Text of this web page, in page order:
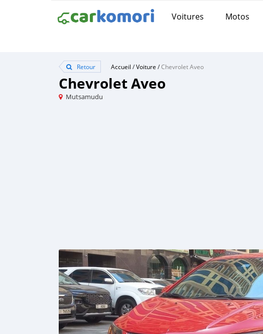
Voitures Motos
Retour Accueil /Voiture /Chevrolet Aveo
Chevrolet Aveo
Mutsamudu